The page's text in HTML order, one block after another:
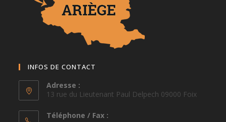
INFOS DE CONTACT
Adresse :
13 rue du Lieutenant Paul Delpech 09000 Foix
Téléphone / Fax :